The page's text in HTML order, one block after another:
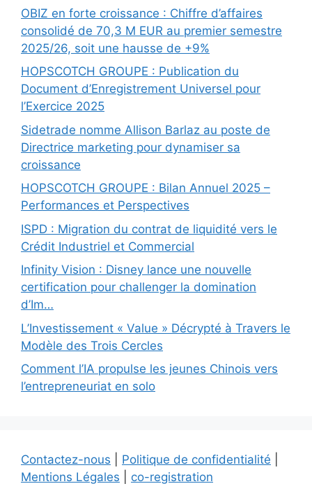
OBIZ en forte croissance : Chiffre d’affaires
consolidé de 70,3 M EUR au premier semestre
2025/26, soit une hausse de +9%
HOPSCOTCH GROUPE : Publication du
Document d’Enregistrement Universel pour
l’Exercice 2025
Sidetrade nomme Allison Barlaz au poste de
Directrice marketing pour dynamiser sa
croissance
HOPSCOTCH GROUPE : Bilan Annuel 2025 –
Performances et Perspectives
ISPD : Migration du contrat de liquidité vers le
Crédit Industriel et Commercial
Infinity Vision : Disney lance une nouvelle
certification pour challenger la domination
d’Im…
L’Investissement « Value » Décrypté à Travers le
Modèle des Trois Cercles
Comment l’IA propulse les jeunes Chinois vers
l’entrepreneuriat en solo
Contactez-nous Politique de confidentialité
Mentions Légales
co-registration